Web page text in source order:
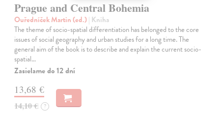
Prague and Central Bohemia
Ouředníček Martin (ed.)| Kniha
The theme of socio-spatial differentiation has belonged to the core
issues of social geography and urban studies for a long time. The
general aim of the book is to describe and explain the current socio-
spatial…
Zasielame do 12 dní
13,68 €
14,10 € ?